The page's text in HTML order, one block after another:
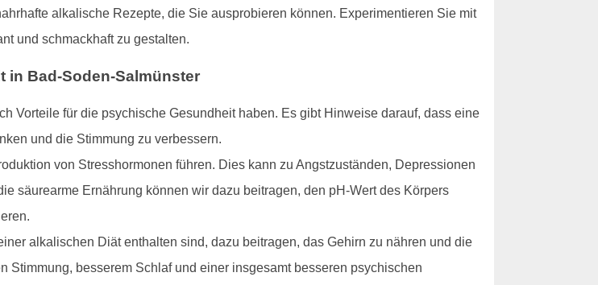
alkalische Rezepte, die Sie ausprobieren können. Experimentieren Sie mit
und schmackhaft zu gestalten.
in Bad-Soden-Salmünster
Vorteile für die psychische Gesundheit haben. Es gibt Hinweise darauf, dass eine
und die Stimmung zu verbessern.
von Stresshormonen führen. Dies kann zu Angstzuständen, Depressionen
säurearme Ernährung können wir dazu beitragen, den pH-Wert des Körpers
alkalischen Diät enthalten sind, dazu beitragen, das Gehirn zu nähren und die
Stimmung, besserem Schlaf und einer insgesamt besseren psychischen